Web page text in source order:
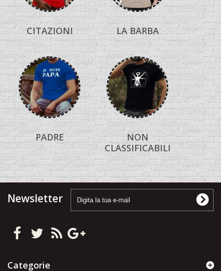
CITAZIONI LA BARBA
PADRE
NON
CLASSIFICABILI
Newsletter
Categorie